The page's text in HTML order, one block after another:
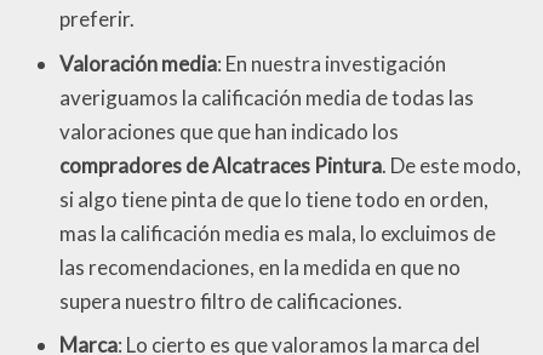
preferir.
Valoración media: En nuestra investigación
averiguamos la calificación media de todas las
valoraciones que que han indicado los
compradores de Alcatraces Pintura. De este modo,
si algo tiene pinta de que lo tiene todo en orden,
mas la calificación media es mala, lo excluimos de
las recomendaciones, en la medida en que no
supera nuestro filtro de calificaciones.
Marca: Lo cierto es que valoramos la marca del